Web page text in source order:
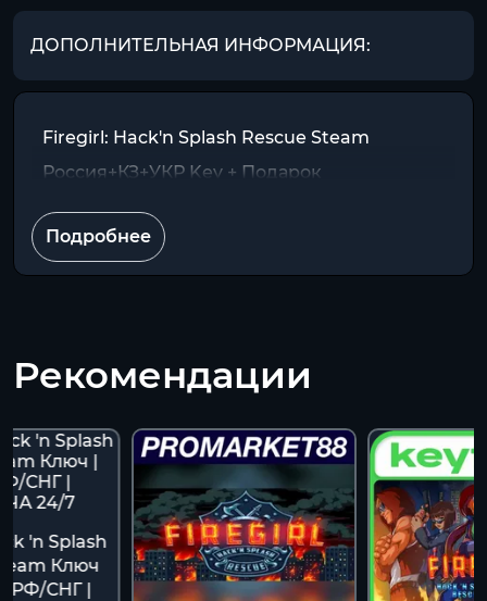
ДОПОЛНИТЕЛЬНАЯ ИНФОРМАЦИЯ:
Firegirl: Hack'n Splash Rescue Steam
Россия+КЗ+УКР Key + Подарок
Подробнее
Рекомендации
'n Splash
Ключ
РФ/СНГ |